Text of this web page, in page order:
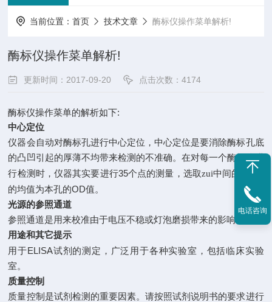
当前位置：首页 技术文章 酶标仪操作菜单解析!
酶标仪操作菜单解析!
更新时间：2017-09-20 点击次数：4174
酶标仪操作菜单的解析如下:
中心定位
仪器会自动对酶标孔进行中心定位，中心定位是要消除酶标孔底
的凸凹引起的厚薄不均带来检测的不准确。在对每一个酶标仪进
行检测时，仪器其实要进行35个点的测量，选取zui中间的
个点
的均值为本孔的OD值。
光源的参照通道
参照通道是用来校准由于电压不稳或灯泡磨损带来的影响。
用途和其它提示
用于ELISA试剂的测定，广泛用于各种实验室，包括临床实验
室。
质量控制
质量控制是试剂检测的重要因素。请按照试剂说明书的要求进行
电话咨询